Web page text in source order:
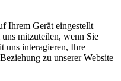
Ihrem Gerät eingestellt
mitzuteilen, wenn Sie
uns interagieren, Ihre
zu unserer Website